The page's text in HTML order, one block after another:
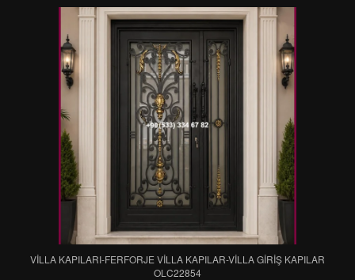
VİLLA KAPILARI-FERFORJE VİLLA KAPILAR-VİLLA GİRİŞ KAPILAR
OLC22854